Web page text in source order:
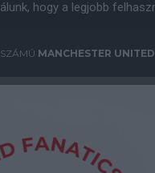
hogy a legjobb
MANCHESTER UNITED